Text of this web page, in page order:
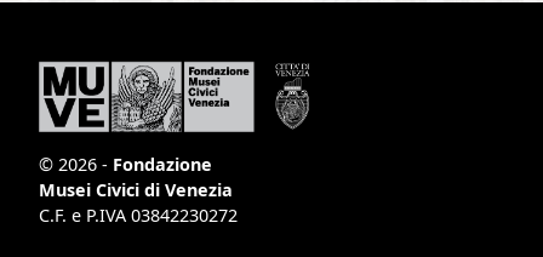
© 2026 - Fondazione
Musei Civici di Venezia
C.F. e P.IVA 03842230272